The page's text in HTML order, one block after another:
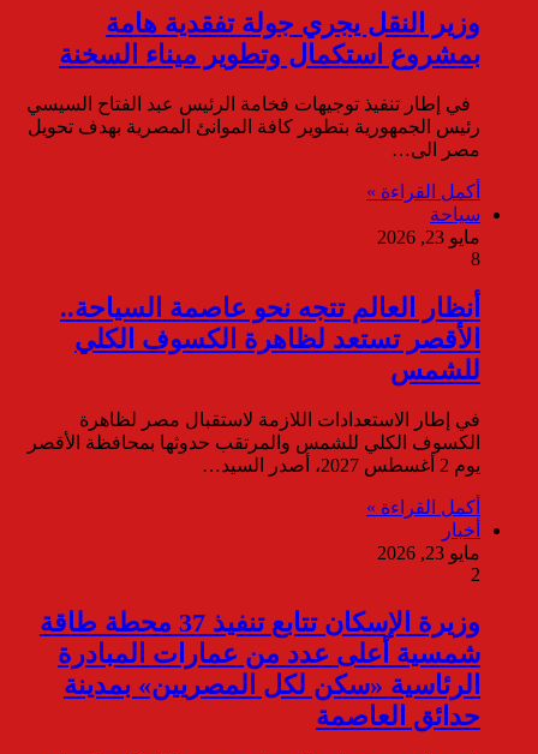
وزير النقل يجري جولة تفقدية هامة
بمشروع استكمال وتطوير ميناء السخنة
في إطار تنفيذ توجيهات فخامة الرئيس عبد الفتاح السيسي
رئيس الجمهورية بتطوير كافة الموانئ المصرية بهدف تحويل
مصر الى…
أكمل القراءة »
سياحة
مايو 23, 2026
8
أنظار العالم تتجه نحو عاصمة السياحة..
الأقصر تستعد لظاهرة الكسوف الكلي
للشمس
في إطار الاستعدادات اللازمة لاستقبال مصر لظاهرة
الكسوف الكلي للشمس والمرتقب حدوثها بمحافظة الأقصر
يوم 2 أغسطس 2027، أصدر السيد…
أكمل القراءة »
أخبار
مايو 23, 2026
2
وزيرة الإسكان تتابع تنفيذ 37 محطة طاقة
شمسية أعلى عدد من عمارات المبادرة
الرئاسية «سكن لكل المصريين» بمدينة
حدائق العاصمة